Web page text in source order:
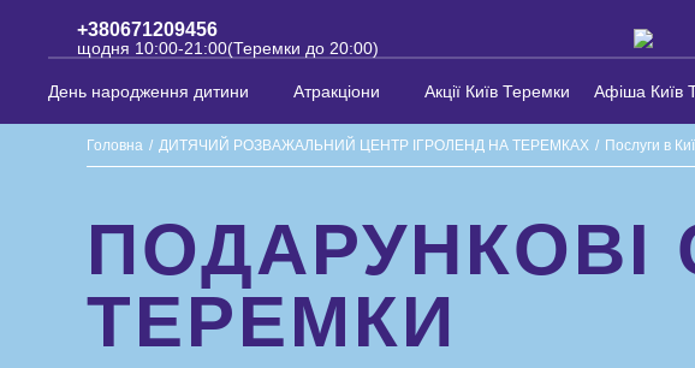
+380671209456
щодня 10:00-21:00(Теремки до 20:00)
День народження дитини Атракціони Акції Київ Теремки Афіша Київ
Головна / ДИТЯЧИЙ РОЗВАЖАЛЬНИЙ ЦЕНТР ІГРОЛЕНД НА ТЕРЕМКАХ / Послуги в
ПОДАРУНКОВІ
ТЕРЕМКИ